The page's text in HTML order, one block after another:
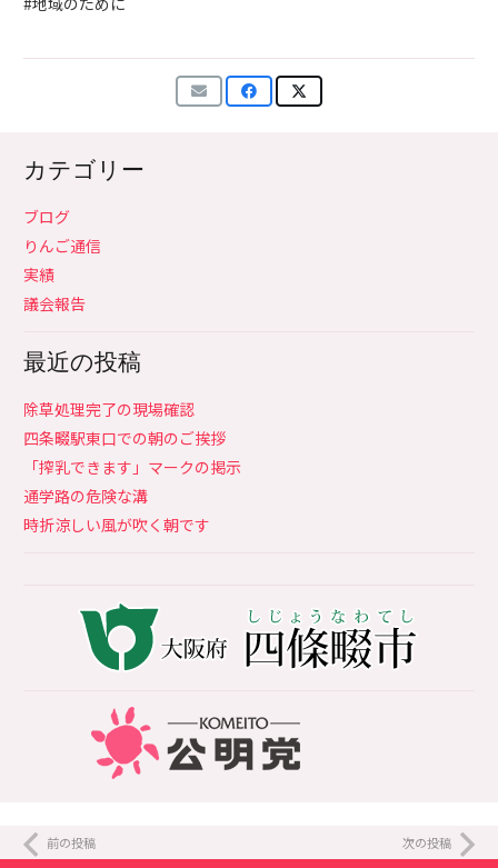
カテゴリー
ブログ
りんご通信
実績
議会報告
最近の投稿
除草処理完了の現場確認
四条畷駅東口での朝のご挨拶
「搾乳できます」マークの掲示
通学路の危険な溝
時折涼しい風が吹く朝です
前の投稿 次の投稿